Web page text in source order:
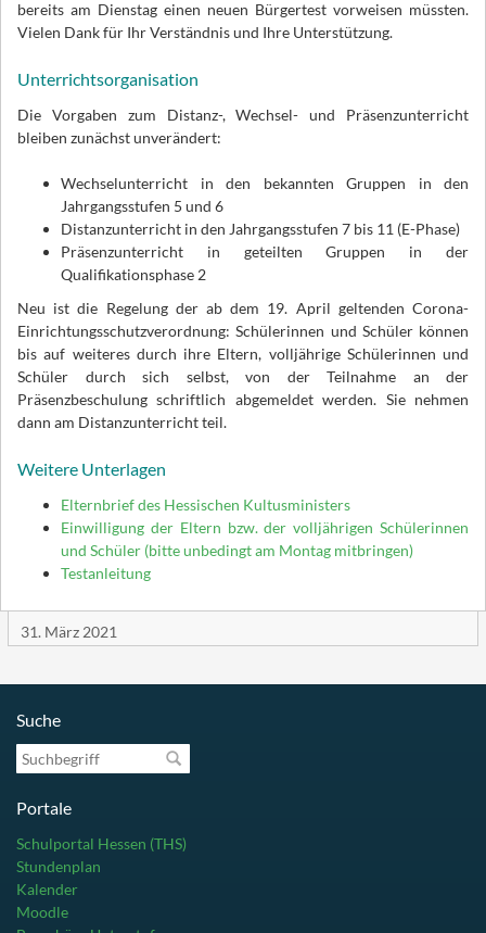
bereits am Dienstag einen neuen Bürgertest vorweisen müssten.
Vielen Dank für Ihr Verständnis und Ihre Unterstützung.
Unterrichtsorganisation
Die Vorgaben zum Distanz-, Wechsel- und Präsenzunterricht
bleiben zunächst unverändert:
Wechselunterricht in den bekannten Gruppen in den
Jahrgangsstufen 5 und 6
Distanzunterricht in den Jahrgangsstufen 7 bis 11 (E-Phase)
Präsenzunterricht in geteilten Gruppen in der
Qualifikationsphase 2
Neu ist die Regelung der ab dem 19. April geltenden Corona-
Einrichtungsschutzverordnung: Schülerinnen und Schüler können
bis auf weiteres durch ihre Eltern, volljährige Schülerinnen und
Schüler durch sich selbst, von der Teilnahme an der
Präsenzbeschulung schriftlich abgemeldet werden. Sie nehmen
dann am Distanzunterricht teil.
Weitere Unterlagen
Elternbrief des Hessischen Kultusministers
Einwilligung der Eltern bzw. der volljährigen Schülerinnen
und Schüler (bitte unbedingt am Montag mitbringen)
Testanleitung
31. März 2021
Suche
Suchbegriff
Portale
Schulportal Hessen (THS)
Stundenplan
Kalender
Moodle